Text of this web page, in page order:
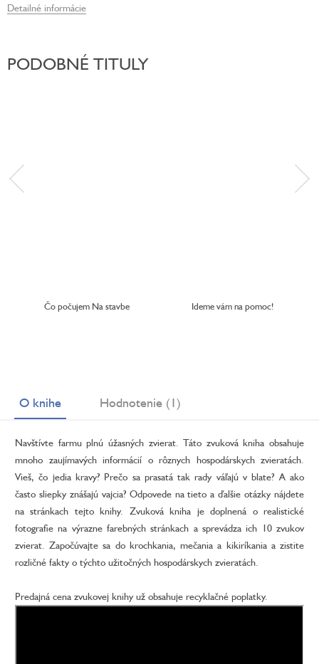
Detailné informácie
PODOBNÉ TITULY
Čo počujem Na stavbe Ideme vám na pomoc!
O knihe Hodnotenie (1)
Navštívte farmu plnú úžasných zvierat. Táto zvuková kniha obsahuje
mnoho zaujímavých informácií o rôznych hospodárskych zvieratách.
Vieš, čo jedia kravy? Prečo sa prasatá tak rady váľajú v blate? A ako
často sliepky znášajú vajcia? Odpovede na tieto a ďalšie otázky nájdete
na stránkach tejto knihy. Zvuková kniha je doplnená o realistické
fotografie na výrazne farebných stránkach a sprevádza ich 10 zvukov
zvierat. Započúvajte sa do krochkania, mečania a kikiríkania a zistite
rozličné fakty o týchto užitočných hospodárskych zvieratách.
Predajná cena zvukovej knihy už obsahuje recyklačné poplatky.